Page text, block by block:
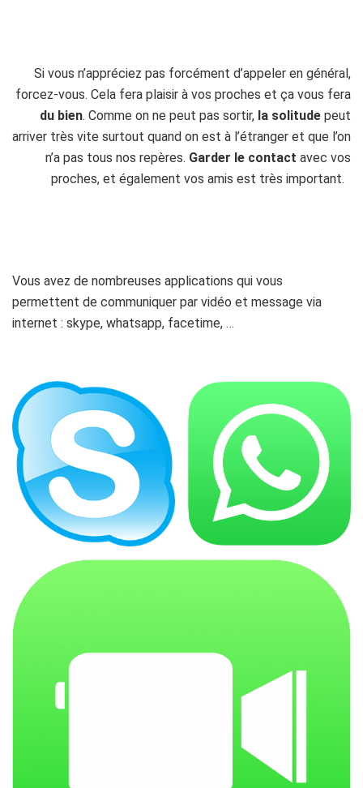
Si vous n’appréciez pas forcément d’appeler en général,
forcez-vous. Cela fera plaisir à vos proches et ça vous fera
du bien. Comme on ne peut pas sortir, la solitude peut
arriver très vite surtout quand on est à l’étranger et que l’on
n’a pas tous nos repères. Garder le contact avec vos
proches, et également vos amis est très important.
Vous avez de nombreuses applications qui vous
permettent de communiquer par vidéo et message via
internet : skype, whatsapp, facetime, …